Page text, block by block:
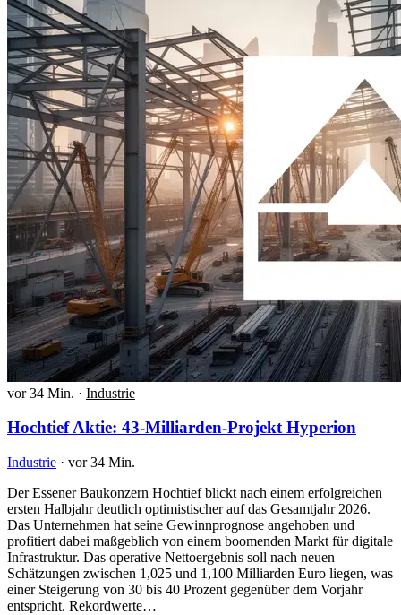
vor 34 Min. · Industrie
Hochtief Aktie: 43-Milliarden-Projekt Hyperion
Industrie · vor 34 Min.
Der Essener Baukonzern Hochtief blickt nach einem erfolgreichen
ersten Halbjahr deutlich optimistischer auf das Gesamtjahr 2026.
Das Unternehmen hat seine Gewinnprognose angehoben und
profitiert dabei maßgeblich von einem boomenden Markt für digitale
Infrastruktur. Das operative Nettoergebnis soll nach neuen
Schätzungen zwischen 1,025 und 1,100 Milliarden Euro liegen, was
einer Steigerung von 30 bis 40 Prozent gegenüber dem Vorjahr
entspricht. Rekordwerte…